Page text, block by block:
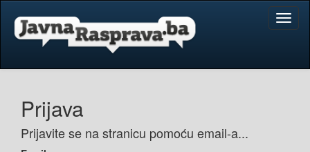
Prijava
Prijavite se na stranicu pomoću email-a...